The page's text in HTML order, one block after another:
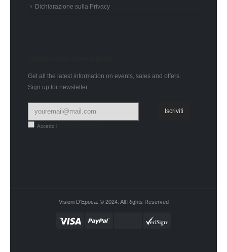
Dichiarazione sulla Privacy
Get all the latest information on events, sales and offers.
Sign up for newsletter:
Accetto i
Visioni D'Epoca. © 2024. All Rights Reserved